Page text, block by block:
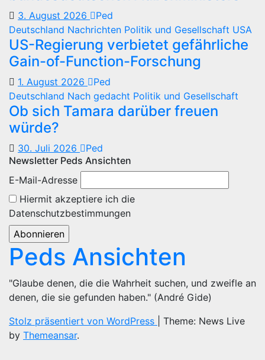
3. August 2026
Ped
Deutschland Nachrichten Politik und Gesellschaft USA
US-Regierung verbietet gefährliche
Gain-of-Function-Forschung
1. August 2026
Ped
Deutschland Nach gedacht Politik und Gesellschaft
Ob sich Tamara darüber freuen
würde?
30. Juli 2026
Ped
Newsletter Peds Ansichten
E-Mail-Adresse
Hiermit akzeptiere ich die
Datenschutzbestimmungen
Peds Ansichten
"Glaube denen, die die Wahrheit suchen, und zweifle an
denen, die sie gefunden haben." (André Gide)
Stolz präsentiert von WordPress
Theme: News Live
by Themeansar.